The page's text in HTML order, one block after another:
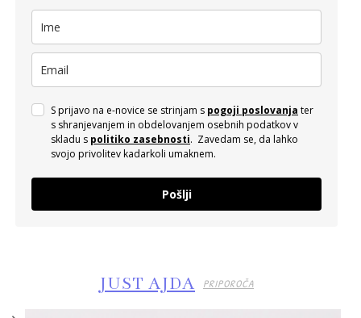
S prijavo na e-novice se strinjam s pogoji poslovanja ter
s shranjevanjem in obdelovanjem osebnih podatkov v
skladu s politiko zasebnosti. Zavedam se, da lahko
svojo privolitev kadarkoli umaknem.
Pošlji
JUST AJDA PRIPOROČA